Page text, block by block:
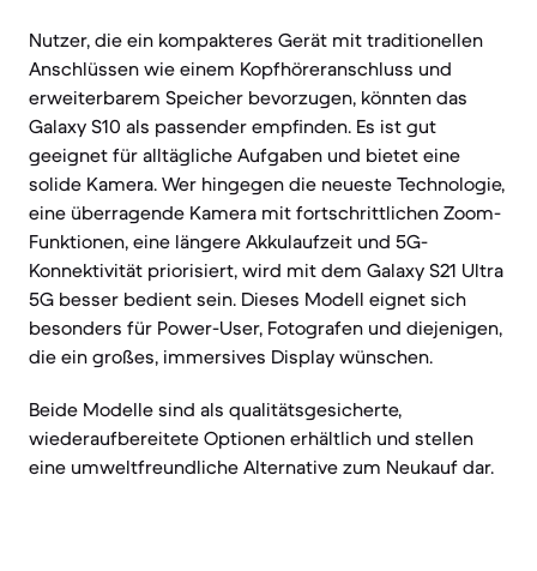
Nutzer, die ein kompakteres Gerät mit traditionellen
Anschlüssen wie einem Kopfhöreranschluss und
erweiterbarem Speicher bevorzugen, könnten das
Galaxy S10 als passender empfinden. Es ist gut
geeignet für alltägliche Aufgaben und bietet eine
solide Kamera. Wer hingegen die neueste Technologie,
eine überragende Kamera mit fortschrittlichen Zoom-
Funktionen, eine längere Akkulaufzeit und 5G-
Konnektivität priorisiert, wird mit dem Galaxy S21 Ultra
5G besser bedient sein. Dieses Modell eignet sich
besonders für Power-User, Fotografen und diejenigen,
die ein großes, immersives Display wünschen.
Beide Modelle sind als qualitätsgesicherte,
wiederaufbereitete Optionen erhältlich und stellen
eine umweltfreundliche Alternative zum Neukauf dar.